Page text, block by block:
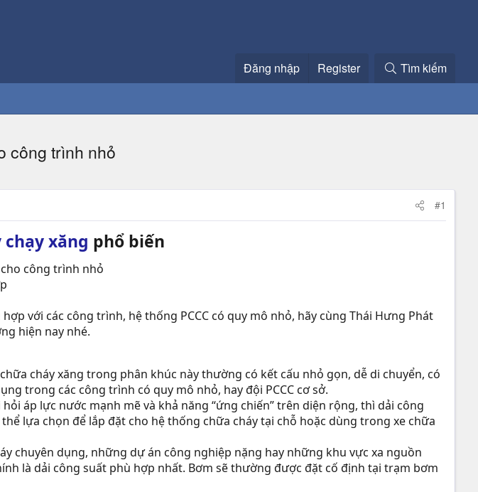
Đăng nhập Register Tìm kiếm
công trình nhỏ
#1
xăng phổ biến
với các công trình, hệ thống PCCC có quy mô nhỏ, hãy cùng Thái Hưng Phát
hiện nay nhé.
cháy xăng trong phân khúc này thường có kết cấu nhỏ gọn, dễ di chuyển, có
trong các công trình có quy mô nhỏ, hay đội PCCC cơ sở.
áp lực nước mạnh mẽ và khả năng “ứng chiến” trên diện rộng, thì dải công
lựa chọn để lắp đặt cho hệ thống chữa cháy tại chỗ hoặc dùng trong xe chữa
chuyên dụng, những dự án công nghiệp nặng hay những khu vực xa nguồn
là dải công suất phù hợp nhất. Bơm sẽ thường được đặt cố định tại trạm bơm